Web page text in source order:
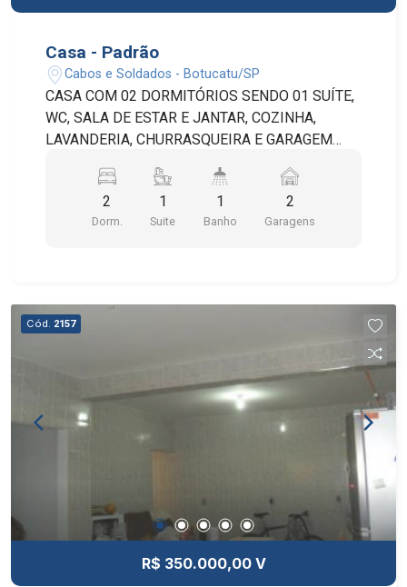
Casa - Padrão
Cabos e Soldados - Botucatu/SP
CASA COM 02 DORMITÓRIOS SENDO 01 SUÍTE,
WC, SALA DE ESTAR E JANTAR, COZINHA,
LAVANDERIA, CHURRASQUEIRA E GARAGEM
2
Dorm.
1
Suite
1
Banho
2
Garagens
Cód. 2157
R$ 350.000,00 V